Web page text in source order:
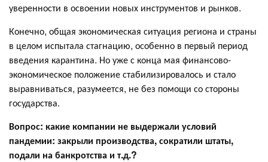
уверенности в освоении новых инструментов и рынков.
Конечно, общая экономическая ситуация региона и страны
в целом испытала стагнацию, особенно в первый период
введения карантина. Но уже с конца мая финансово-
экономическое положение стабилизировалось и стало
выравниваться, разумеется, не без помощи со стороны
государства.
Вопрос: какие компании не выдержали условий
пандемии: закрыли производства, сократили штаты,
подали на банкротства и т.д.?